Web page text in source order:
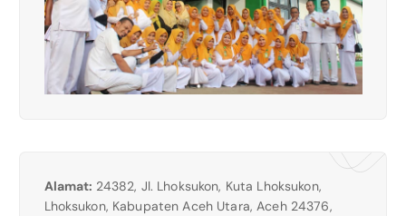
Alamat: 24382, Jl. Lhoksukon, Kuta Lhoksukon,
Lhoksukon, Kabupaten Aceh Utara, Aceh 24376,